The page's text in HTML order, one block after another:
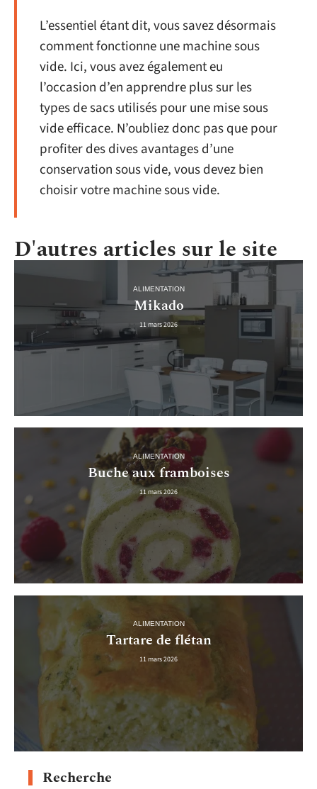
L’essentiel étant dit, vous savez désormais
comment fonctionne une machine sous
vide. Ici, vous avez également eu
l’occasion d’en apprendre plus sur les
types de sacs utilisés pour une mise sous
vide efficace. N’oubliez donc pas que pour
profiter des dives avantages d’une
conservation sous vide, vous devez bien
choisir votre machine sous vide.
D'autres articles sur le site
ALIMENTATION
Mikado
11 mars 2026
ALIMENTATION
Buche aux framboises
11 mars 2026
ALIMENTATION
Tartare de flétan
11 mars 2026
Recherche